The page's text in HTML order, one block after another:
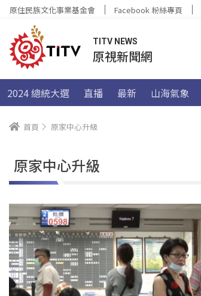
原住民族文化事業基金會 Facebook 粉絲專頁
TITV NEWS
原視新聞網
2024 總統大選 直播 最新 山海氣象
首頁 原家中心升級
原家中心升級